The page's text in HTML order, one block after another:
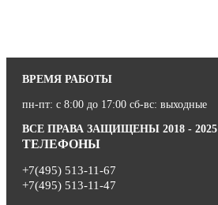
ВРЕМЯ РАБОТЫ
пн-пт: с 8:00 до 17:00 сб-вс: выходные
ВСЕ ПРАВА ЗАЩИЩЕНЫ 2018 - 2025
ТЕЛЕФОНЫ
+7(495) 513-11-67
+7(495) 513-11-47